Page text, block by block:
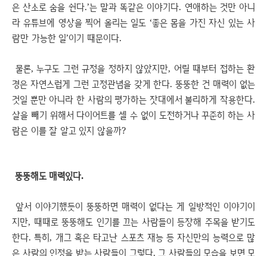
은 산소로 숨을 쉰다.’는 말과 똑같은 이야기다. 연애하는 것만 아니
라 유튜브에 영상을 찍어 올리는 일도 ‘좋은 몸을 가진 자신 있는 사
람만 가능한 일’이기 때문이다.
물론, 누구도 그런 규정을 정하지 않았지만, 어릴 때부터 접하는 환
경은 자연스럽게 그런 고정관념을 갖게 한다. 뚱뚱한 건 매력이 없는
것일 뿐만 아니라 한 사람의 평가하는 잣대에서 불리하게 작용한다.
살을 빼기 위해서 다이어트를 셀 수 없이 도전하거나 꾸준히 하는 사
람은 이를 잘 알고 있지 않을까?
뚱뚱해도 매력있다.
앞서 이야기했듯이 뚱뚱하면 매력이 없다는 게 일방적인 이야기이
지만, 때때로 뚱뚱해도 인기를 끄는 사람들이 등장해 주목을 받기도
한다. 특히, 개그 혹은 타고난 스포츠 재능 등 자신만의 능력으로 많
은 사람의 인정을 받는 사람들이 그렇다. 그 사람들의 모습을 보면 모